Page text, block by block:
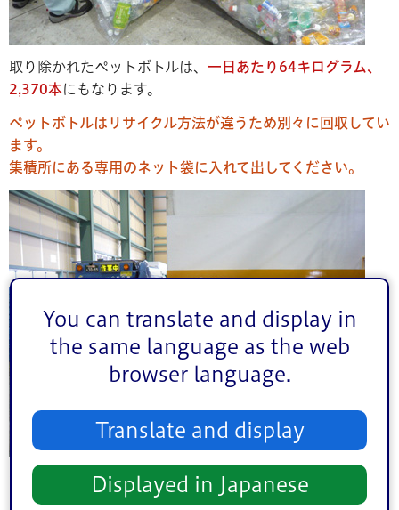
You can translate and display in
the same language as the web
browser language.
Translate and display
Displayed in Japanese
取り除かれたペットボトルは、 一日あたり64キログラム、
2,370本にもなります。
ペットボトルはリサイクル方法が違うため別々に回収してい
ます。
集積所にある専用のネット袋に入れて出してください。
汚れたプラスチックなど燃やすごみとして取り除いたもの
は清掃工場へ、ペットボトルなどの資源物は各処理施設へ